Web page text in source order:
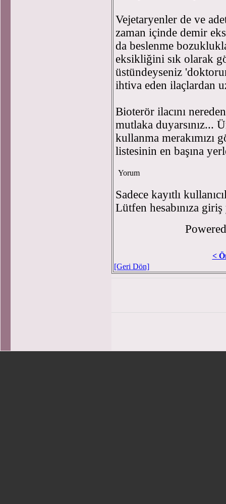
Vejetaryenler de ve
zaman içinde demir
da beslenme
eksikliğini sık olarak
üstündeyseniz
ihtiva eden ilaçlardan
Bioterör ilacını
mutlaka duyarsınız...
kullanma merakımızı
listesinin en başına
Yorum
Sadece kayıtlı
Lütfen hesabınıza
<
[Geri Dön]